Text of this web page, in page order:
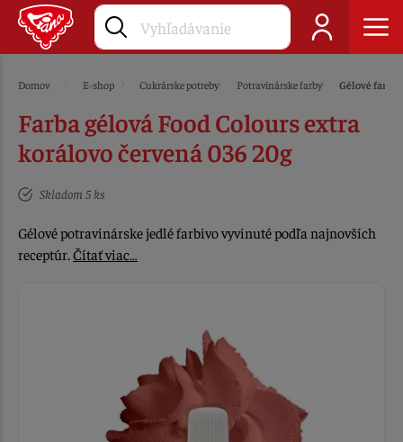
Domov E-shop Cukrárske potreby Potravinárske farby Gélové farby
Farba gélová Food Colours extra
korálovo červená 036 20g
Skladom 5 ks
Gélové potravinárske jedlé farbivo vyvinuté podľa najnovších
receptúr.Čítať viac…